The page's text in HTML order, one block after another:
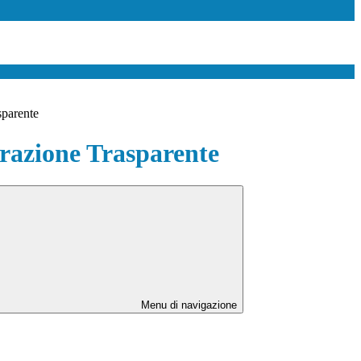
Trasparente
Menu di navigazione